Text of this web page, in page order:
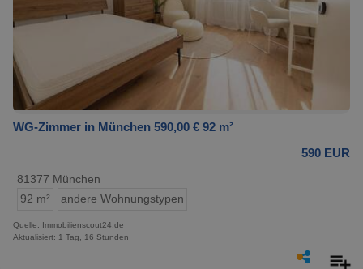
WG-Zimmer in München 590,00 € 92 m²
590 EUR
81377 München
92 m²
andere Wohnungstypen
Quelle: Immobilienscout24.de
Aktualisiert: 1 Tag, 16 Stunden